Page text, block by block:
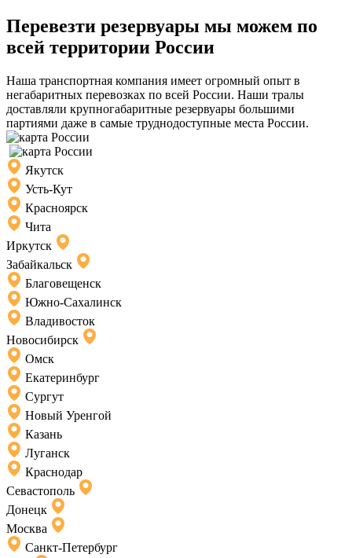
Перевезти резервуары мы можем по
всей территории России
Наша транспортная компания имеет огромный опыт в
негабаритных перевозках по всей России. Наши тралы
доставляли крупногабаритные резервуары большими
партиями даже в самые труднодоступные места России.
Якутск
Усть-Кут
Красноярск
Чита
Иркутск
Забайкальск
Благовещенск
Южно-Сахалинск
Владивосток
Новосибирск
Омск
Екатеринбург
Сургут
Новый Уренгой
Казань
Луганск
Краснодар
Севастополь
Донецк
Москва
Санкт-Петербург